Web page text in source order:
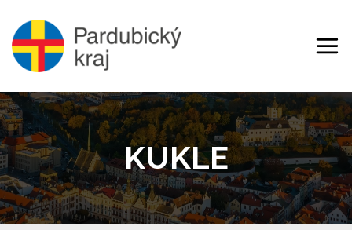
KUKLE